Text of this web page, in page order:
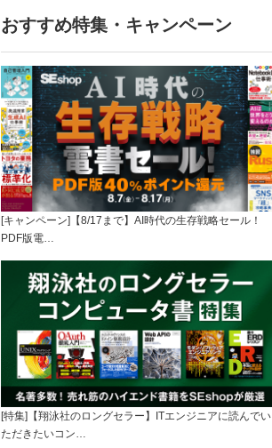
おすすめ特集・キャンペーン
[キャンペーン]【8/17まで】AI時代の生存戦略セール！
PDF版電…
[特集]【翔泳社のロングセラー】ITエンジニアに読んでい
ただきたいコン…